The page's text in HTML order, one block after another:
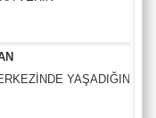
YAŞADIĞINI